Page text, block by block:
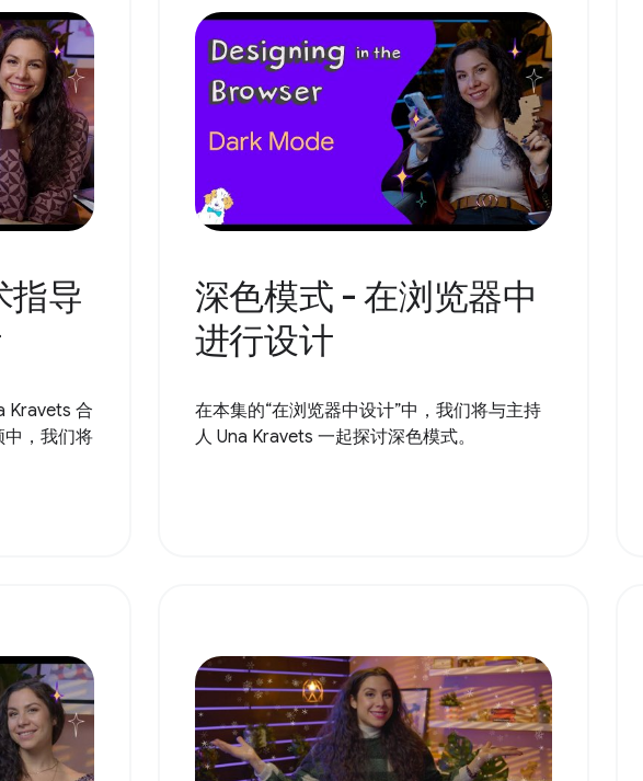
指导
Kravets 合
中，我们将
深色模式 - 在浏览器中
进行设计
在本集的“在浏览器中设计”中，我们将与主持
人 Una Kravets 一起探讨深色模式。